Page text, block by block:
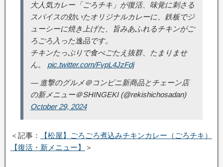
大人気カレー「ごろチキ」が復活、味覚に刺さる
スパイスの効いたオリジナルカレーに、鉄板でジ
ューシーに焼き上げた、旨みあふれるチキンがご
ろごろ入った逸品です。
チキンたっぷりで食べごたえ抜群、たまりませ
ん。 pic.twitter.com/FvpL4JzFdj
— 進撃のグルメ＠コンビニ新商品とチェーン店
の新メニュー＠SHINGEKI (@rekishichosadan)
October 29, 2024
＜記事：
【松屋】ごろごろ煮込みチキンカレー（ごろチキ）
【復活・新メニュー】
＞